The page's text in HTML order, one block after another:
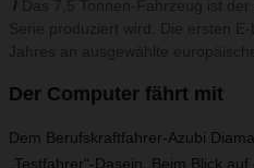
Der Computer fährt mit
Dem Berufskraftfahrer-Azubi
„Testfahrer“-Dasein. Beim Blick